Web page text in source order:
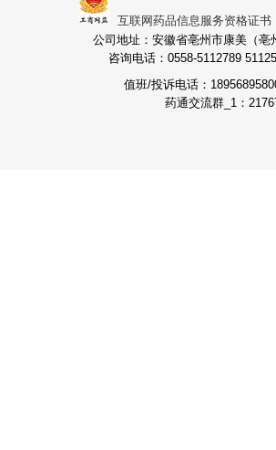
互联网药品信息服务资格证
公司地址：安徽省亳州市康美（
咨询电话：0558-5112789
值班/投诉电话：
药通交流群_1：